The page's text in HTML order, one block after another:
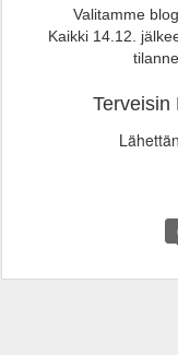
Valitamme
Kaikki 14.12.
Terveisin